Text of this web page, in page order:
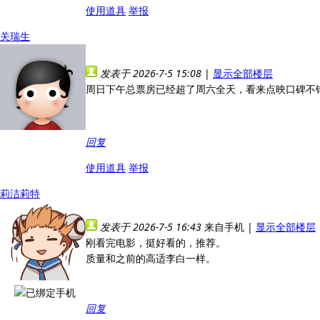
使用道具 举报
关瑞生
发表于 2026-7-5 15:08 | 显示全部楼层
周日下午总票房已经超了周六全天，看来点映口碑不
回复
使用道具 举报
莉洁莉特
发表于 2026-7-5 16:43 来自手机 | 显示全部楼层
刚看完电影，挺好看的，推荐。
质量和之前的高适李白一样。
回复